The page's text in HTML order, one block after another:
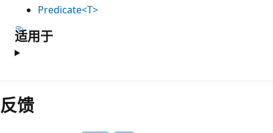
Predicate<T>
适用于
反馈